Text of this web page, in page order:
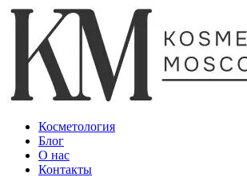
Косметология
Блог
О нас
Контакты